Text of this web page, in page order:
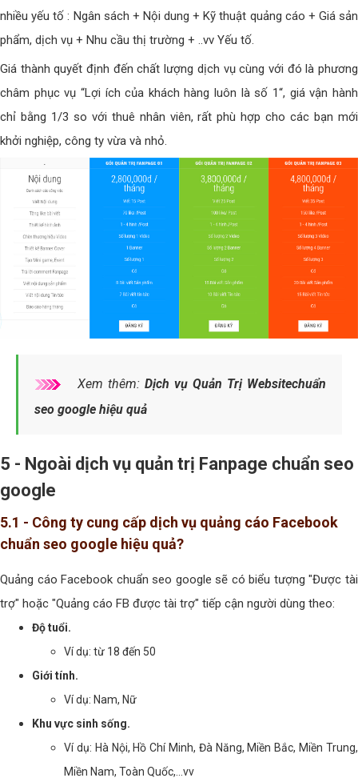
nhiều yếu tố : Ngân sách + Nội dung + Kỹ thuật quảng cáo + Giá sản
phẩm, dịch vụ + Nhu cầu thị trường + ..vv Yếu tố.
Giá thành quyết định đến chất lượng dịch vụ cùng với đó là phương
châm phục vụ “Lợi ích của khách hàng luôn là số 1“, giá vận hành
chỉ bằng 1/3 so với thuê nhân viên, rất phù hợp cho các bạn mới
khởi nghiệp, công ty vừa và nhỏ.
Xem thêm: Dịch vụ Quản Trị Websitechuẩn
seo google hiệu quả
5 - Ngoài dịch vụ quản trị Fanpage chuẩn seo
google
5.1 - Công ty cung cấp dịch vụ quảng cáo Facebook
chuẩn seo google hiệu quả?
Quảng cáo Facebook chuẩn seo google sẽ có biểu tượng "Được tài
trợ" hoặc "Quảng cáo FB được tài trợ" tiếp cận người dùng theo:
Độ tuổi.
Ví dụ: từ 18 đến 50
Giới tính.
Ví dụ: Nam, Nữ
Khu vực sinh sống.
Ví dụ: Hà Nội, Hồ Chí Minh, Đà Năng, Miền Bắc, Miền Trung,
Miền Nam, Toàn Quốc,...vv